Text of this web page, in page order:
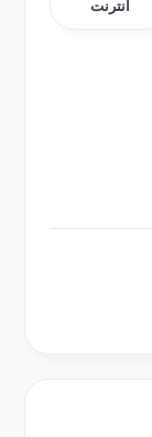
انترنت